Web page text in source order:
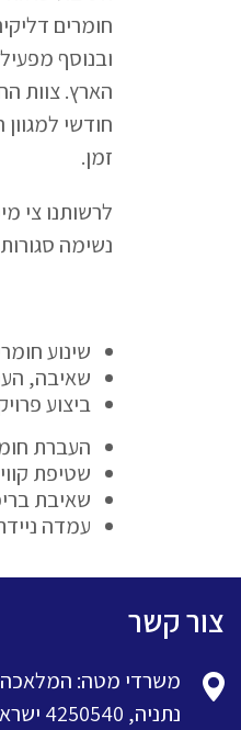
חומרים
ובנוסף
הארץ. צוות
חודשי
זמן.
לרשותנו צי
נשימה
שינוע
שאיבה,
ביצוע
העברת
שטיפת
שאיבת
עמדה
צור קשר
נתניה, 4250540 ישראל